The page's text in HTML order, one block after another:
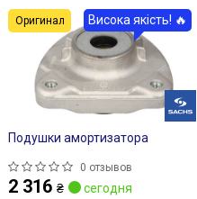
Подушки амортизатора
0 отзывов
2 316 ₴ сегодня
Висока якість! 🔥
Оригинал